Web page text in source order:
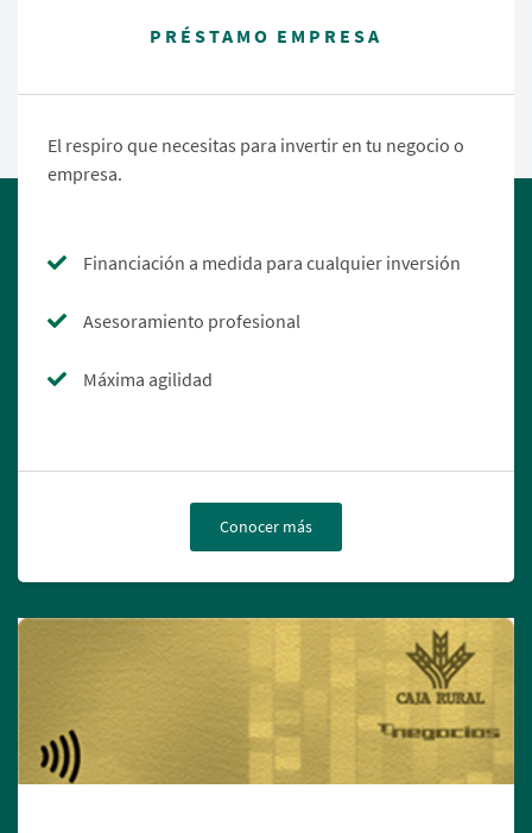
PRÉSTAMO EMPRESA
El respiro que necesitas para invertir en tu negocio o
empresa.
Financiación a medida para cualquier inversión
Asesoramiento profesional
Máxima agilidad
Conocer más